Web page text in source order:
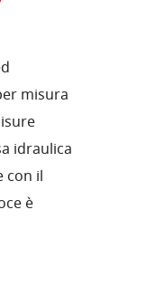
misura
idraulica
con il
è